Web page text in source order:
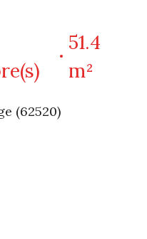
51.4
m²
(62520)